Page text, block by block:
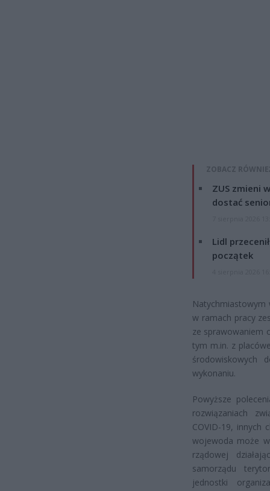
ZOBACZ
ZUS zmieni
dostać
Lidl
początek
Natychmiastowym
w ramach pracy
ze sprawowaniem
tym m.in. z
środowiskowych
wykonaniu.
Powyższe
rozwiązaniach
COVID-19, innych
wojewoda może
rządowej
samorządu
jednostki